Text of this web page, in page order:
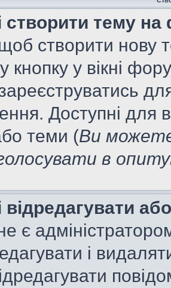
створити тему на
створити нову
кнопку у вікні
Доступні для
теми (Ви
в
відредагувати
є
і